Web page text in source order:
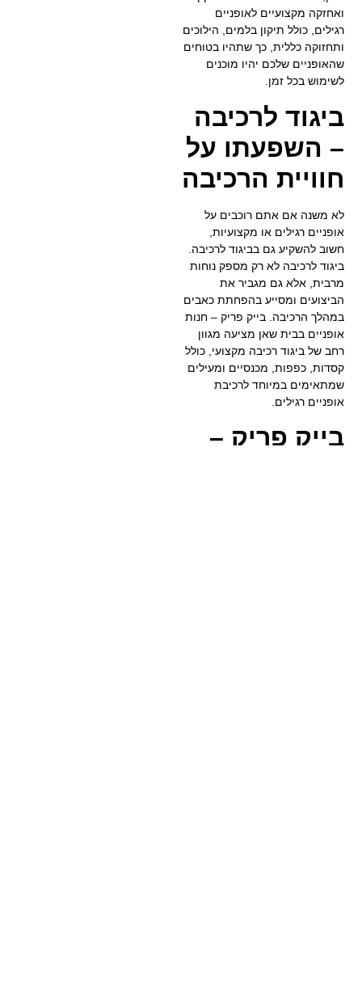
ואחזקה מקצועיים לאופניים
רגילים, כולל תיקון בלמים, הילוכים
ותחזוקה כללית, כך שתהיו בטוחים
שהאופניים שלכם יהיו מוכנים
לשימוש בכל זמן.
ביגוד לרכיבה
– השפעתו על
חוויית הרכיבה
לא משנה אם אתם רוכבים על
אופניים רגילים או מקצועיות,
חשוב להשקיע גם בביגוד לרכיבה.
ביגוד לרכיבה לא רק מספק נוחות
מרבית, אלא גם מגביר את
הביצועים ומסייע בהפחתת כאבים
במהלך הרכיבה. בייק פריק – חנות
אופניים בבית שאן מציעה מגוון
רחב של ביגוד רכיבה מקצועי, כולל
קסדות, כפפות, מכנסיים ומעילים
שמתאימים במיוחד לרכיבת
אופניים רגילים.
בייק פריק –